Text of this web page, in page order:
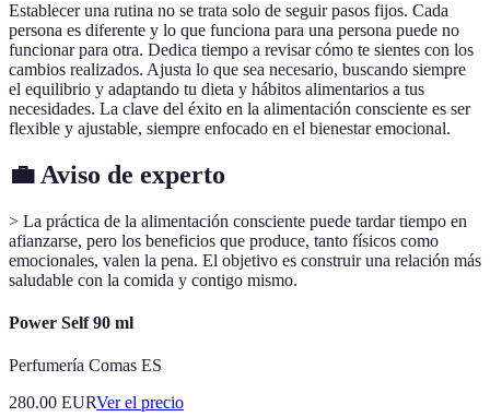
Establecer una rutina no se trata solo de seguir pasos fijos. Cada
persona es diferente y lo que funciona para una persona puede no
funcionar para otra. Dedica tiempo a revisar cómo te sientes con los
cambios realizados. Ajusta lo que sea necesario, buscando siempre
el equilibrio y adaptando tu dieta y hábitos alimentarios a tus
necesidades. La clave del éxito en la alimentación consciente es ser
flexible y ajustable, siempre enfocado en el bienestar emocional.
💼 Aviso de experto
> La práctica de la alimentación consciente puede tardar tiempo en
afianzarse, pero los beneficios que produce, tanto físicos como
emocionales, valen la pena. El objetivo es construir una relación más
saludable con la comida y contigo mismo.
Power Self 90 ml
Perfumería Comas ES
280.00 EURVer el precio